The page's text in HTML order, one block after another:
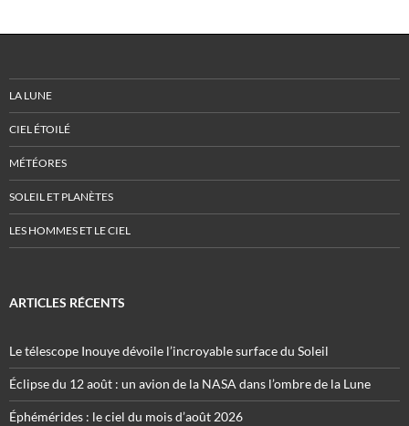
LA LUNE
CIEL ÉTOILÉ
MÉTÉORES
SOLEIL ET PLANÈTES
LES HOMMES ET LE CIEL
ARTICLES RÉCENTS
Le télescope Inouye dévoile l’incroyable surface du Soleil
Éclipse du 12 août : un avion de la NASA dans l’ombre de la Lune
Éphémérides : le ciel du mois d’août 2026